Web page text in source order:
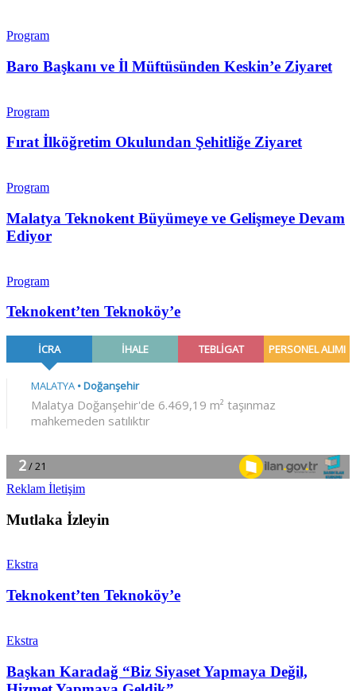
Program
Baro Başkanı ve İl Müftüsünden Keskin’e Ziyaret
Program
Fırat İlköğretim Okulundan Şehitliğe Ziyaret
Program
Malatya Teknokent Büyümeye ve Gelişmeye Devam
Ediyor
Program
Teknokent’ten Teknoköy’e
Reklam İletişim
Mutlaka İzleyin
Ekstra
Teknokent’ten Teknoköy’e
Ekstra
Başkan Karadağ “Biz Siyaset Yapmaya Değil,